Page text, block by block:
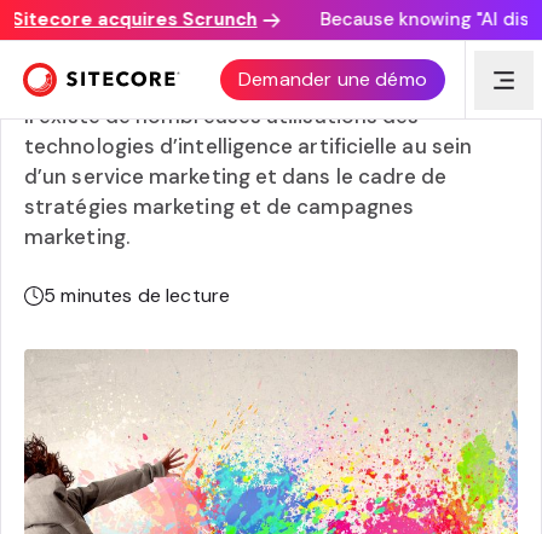
acquires Scrunch Because knowing "AI
Demander une démo
L’intelligence artificielle en marketing
Il existe de nombreuses utilisations des
technologies d’intelligence artificielle au sein
d’un service marketing et dans le cadre de
stratégies marketing et de campagnes
marketing.
5 minutes de lecture